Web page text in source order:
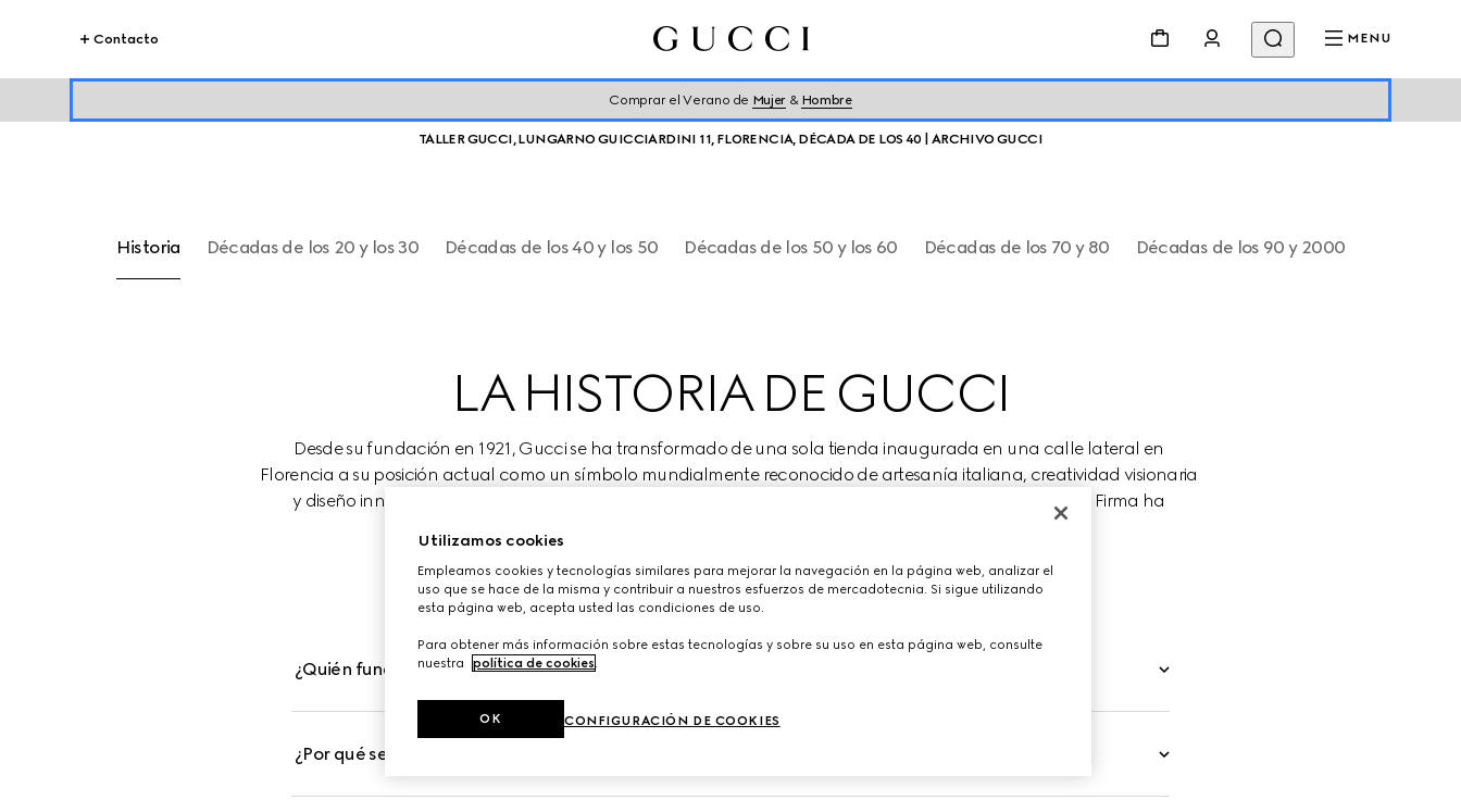
Contacto MENU
Comprar el Verano de Mujer& Hombre
TALLER GUCCI, LUNGARNO GUICCIARDINI 11, FLORENCIA, DÉCADA DE LOS 40 | ARCHIVO GUCCI
Historia Décadas de los 20 y los 30 Décadas de los 40 y los 50 Décadas de los 50 y los 60 Décadas de los 70 y 80 Décadas de los 90 y 2000
LA HISTORIA DE GUCCI
Desde su fundación en 1921, Gucci se ha transformado de una sola tienda inaugurada en una calle lateral en
Florencia a su posición actual como un símbolo mundialmente reconocido de artesanía italiana, creatividad visionaria
y diseño innovador. Tanto reflejando como definiendo las décadas en que ha existido, la historia de la Firma ha
¿Quién fundó Gucci?
¿Por qué se conoce a Gucci?
Utilizamos cookies
Empleamos cookies y tecnologías similares para mejorar la navegación en la página web, analizar el
uso que se hace de la misma y contribuir a nuestros esfuerzos de mercadotecnia. Si sigue utilizando
esta página web, acepta usted las condiciones de uso.
Para obtener más información sobre estas tecnologías y sobre su uso en esta página web, consulte
nuestra
política de cookies.
CONFIGURACIÓN DE COOKIES
OK